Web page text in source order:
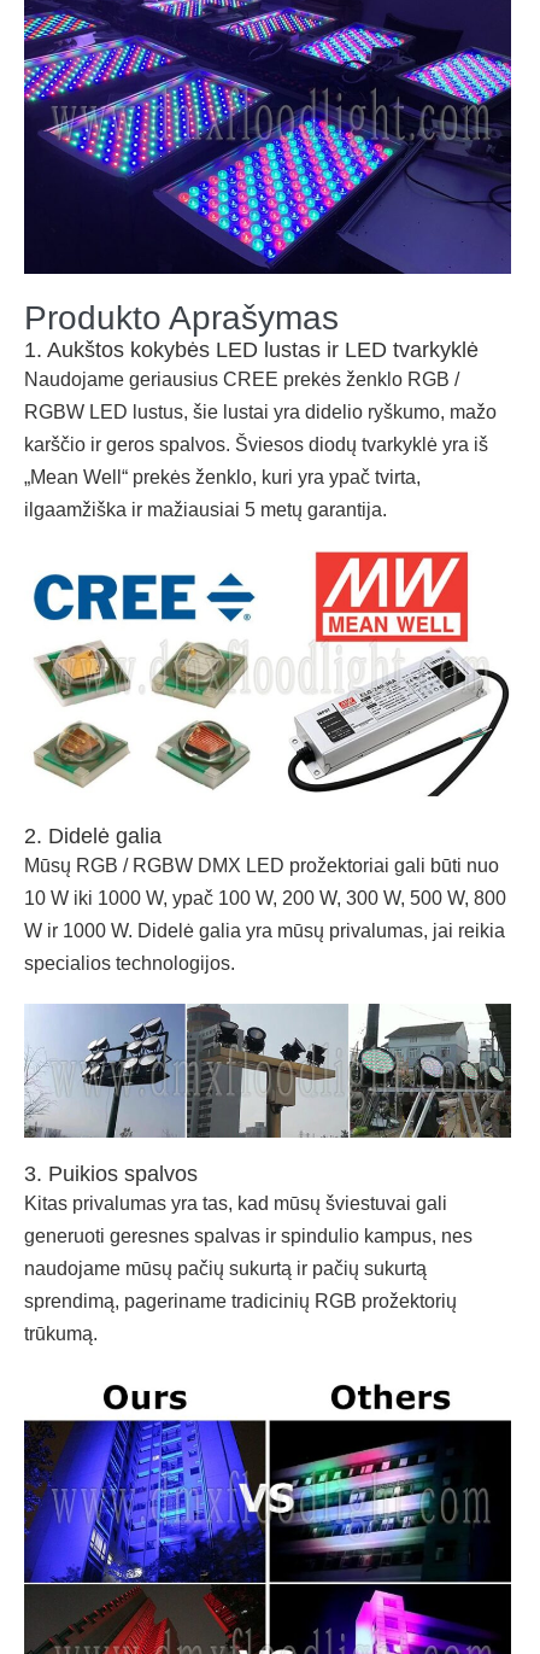
Produkto Aprašymas
1. Aukštos kokybės LED lustas ir LED tvarkyklė
Naudojame geriausius CREE prekės ženklo RGB /
RGBW LED lustus, šie lustai yra didelio ryškumo, mažo
karščio ir geros spalvos. Šviesos diodų tvarkyklė yra iš
„Mean Well“ prekės ženklo, kuri yra ypač tvirta,
ilgaamžiška ir mažiausiai 5 metų garantija.
2. Didelė galia
Mūsų RGB / RGBW DMX LED prožektoriai gali būti nuo
10 W iki 1000 W, ypač 100 W, 200 W, 300 W, 500 W, 800
W ir 1000 W. Didelė galia yra mūsų privalumas, jai reikia
specialios technologijos.
3. Puikios spalvos
Kitas privalumas yra tas, kad mūsų šviestuvai gali
generuoti geresnes spalvas ir spindulio kampus, nes
naudojame mūsų pačių sukurtą ir pačių sukurtą
sprendimą, pageriname tradicinių RGB prožektorių
trūkumą.